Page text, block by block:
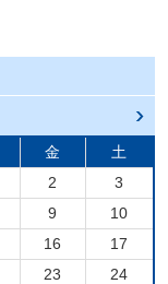
次の
進む
金
土
2
3
9
10
16
17
23
24